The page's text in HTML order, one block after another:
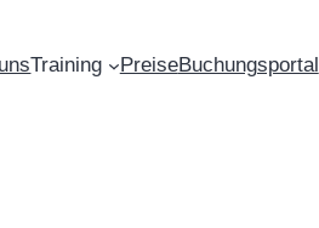
Training PreiseBuchungsportal